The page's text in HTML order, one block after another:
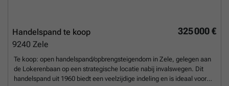
325 000 €
Handelspand te koop
9240 Zele
Te koop: open handelspand/opbrengsteigendom in Zele, gelegen aan
de Lokerenbaan op een strategische locatie nabij invalswegen. Dit
handelspand uit 1960 biedt een veelzijdige indeling en is ideaal voor